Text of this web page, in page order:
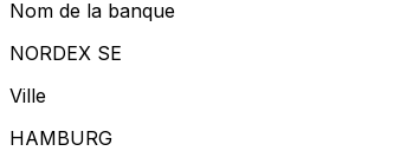
Nom de la banque
NORDEX SE
Ville
HAMBURG